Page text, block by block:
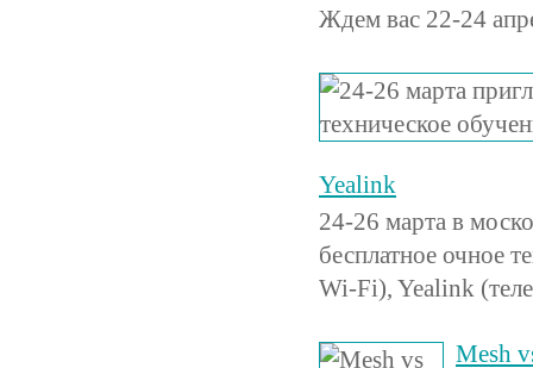
Ждем вас 22-24
Yealink
24-26 марта в
бесплатное очное
Wi-Fi), Yealink
Mesh